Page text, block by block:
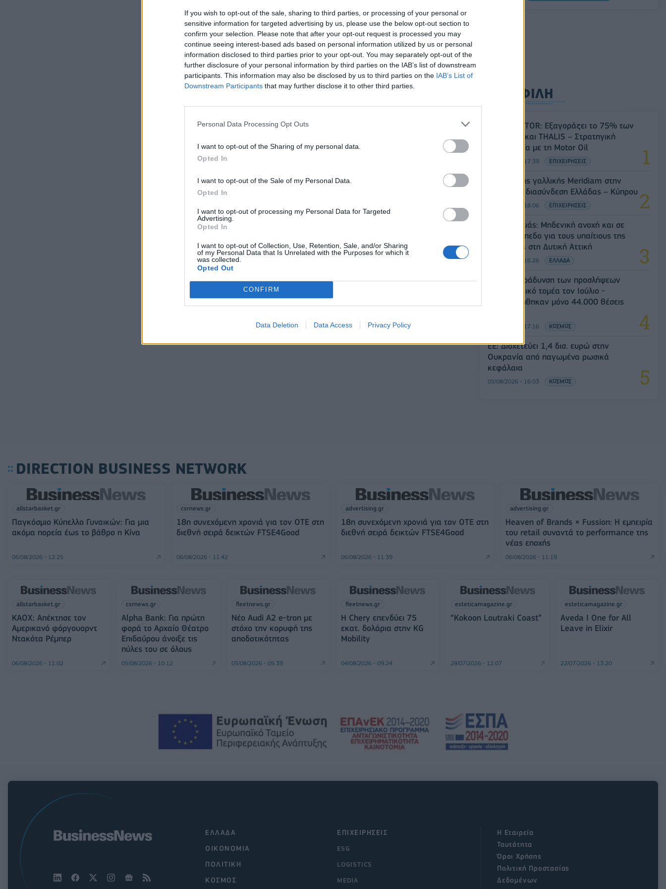
If you wish to opt-out of the sale, sharing to third parties, or processing of your personal or
sensitive information for targeted advertising by us, please use the below opt-out section to
confirm your selection. Please note that after your opt-out request is processed you may
continue seeing interest-based ads based on personal information utilized by us or personal
information disclosed to third parties prior to your opt-out. You may separately opt-out of the
further disclosure of your personal information by third parties on the IAB’s list of downstream
participants. This information may also be disclosed by us to third parties on the IAB’s List of
Downstream Participants that may further disclose it to other third parties.
Personal Data Processing Opt Outs
I want to opt-out of the Sharing of my personal data.
Opted In
I want to opt-out of the Sale of my Personal Data.
Opted In
I want to opt-out of processing my Personal Data for Targeted
Advertising.
Opted In
I want to opt-out of Collection, Use, Retention, Sale, and/or Sharing
of my Personal Data that Is Unrelated with the Purposes for which it
was collected.
Opted Out
CONFIRM
Data Deletion Data Access Privacy Policy
ΔΗΜΟΦΙΛΗ
Όμιλος AKTOR: Εξαγοράζει το 75% των
ΗΛΕΚΤΩΡ και THALIS – Στρατηγική
συνεργασία με τη Motor Oil
05/08/2026 - 17:39 ΕΠΙΧΕΙΡΗΣΕΙΣ
Είσοδος της γαλλικής Meridiam στην
ηλεκτρική διασύνδεση Ελλάδας – Κύπρου
05/08/2026 - 18:06 ΕΠΙΧΕΙΡΗΣΕΙΣ
Ν. Χαρδαλιάς: Μηδενική ανοχή και σε
νομικό επίπεδο για τους υπαίτιους της
πυρκαγιάς στη Δυτική Αττική
05/08/2026 - 16:26 ΕΛΛΑΔΑ
ΗΠΑ: Επιβράδυνση των προσλήψεων
στον ιδιωτικό τομέα τον Ιούλιο -
Δημιουργήθηκαν μόνο 44.000 θέσεις
05/08/2026 - 17:16 ΚΟΣΜΟΣ
ΕΕ: Διοχετεύει 1,4 δισ. ευρώ στην
Ουκρανία από παγωμένα ρωσικά
κεφάλαια
05/08/2026 - 16:03 ΚΟΣΜΟΣ
DIRECTION BUSINESS NETWORK
allstarbasket.gr
Παγκόσμιο Κύπελλο Γυναικών: Για μια
ακόμα πορεία έως το βάθρο η Κίνα
06/08/2026 - 12:25
csrnews.gr
18η συνεχόμενη χρονιά για τον ΟΤΕ στη
διεθνή σειρά δεικτών FTSE4Good
06/08/2026 - 11:42
advertising.gr
18η συνεχόμενη χρονιά για τον ΟΤΕ στη
διεθνή σειρά δεικτών FTSE4Good
06/08/2026 - 11:39
advertising.gr
Heaven of Brands × Fussion: Η εμπειρία
του retail συναντά το performance της
νέας εποχής
06/08/2026 - 11:19
allstarbasket.gr
ΚΑΟΧ: Απέκτησε τον
Αμερικανό φόργουορντ
Ντακότα Ρέμπερ
06/08/2026 - 11:02
csrnews.gr
Alpha Bank: Για πρώτη
φορά το Αρχαίο Θέατρο
Επιδαύρου άνοιξε τις
πύλες του σε όλους
05/08/2026 - 10:12
fleetnews.gr
Νέο Audi A2 e-tron με
στόχο την κορυφή της
αποδοτικότητας
05/08/2026 - 05:39
fleetnews.gr
Η Chery επενδύει 75
εκατ. δολάρια στην KG
Mobility
04/08/2026 - 09:24
esteticamagazine.gr
“Kokoon Loutraki Coast”
28/07/2026 - 12:07
esteticamagazine.gr
Aveda I One for All
Leave in Elixir
22/07/2026 - 13:20
ΕΠΙΧΕΙΡΗΣΕΙΣ
ESG
LOGISTICS
MEDIA
ΕΛΛΑΔΑ
ΟΙΚΟΝΟΜΙΑ
ΠΟΛΙΤΙΚΗ
ΚΟΣΜΟΣ
Η Εταιρεία
Ταυτότητα
Όροι Χρήσης
Πολιτική Προστασίας
Δεδομένων